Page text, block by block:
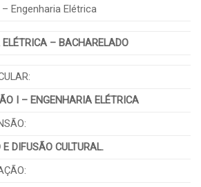
Engenharia Elétrica
– BACHARELADO
I – ENGENHARIA ELÉTRICA
DIFUSÃO CULTURAL.